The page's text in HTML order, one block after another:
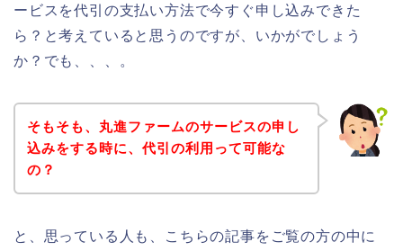
ービスを代引の支払い方法で今すぐ申し込みできた
ら？と考えていると思うのですが、いかがでしょう
か？でも、、、。
そもそも、丸進ファームのサービスの申し
込みをする時に、代引の利用って可能な
の？
と、思っている人も、こちらの記事をご覧の方の中に